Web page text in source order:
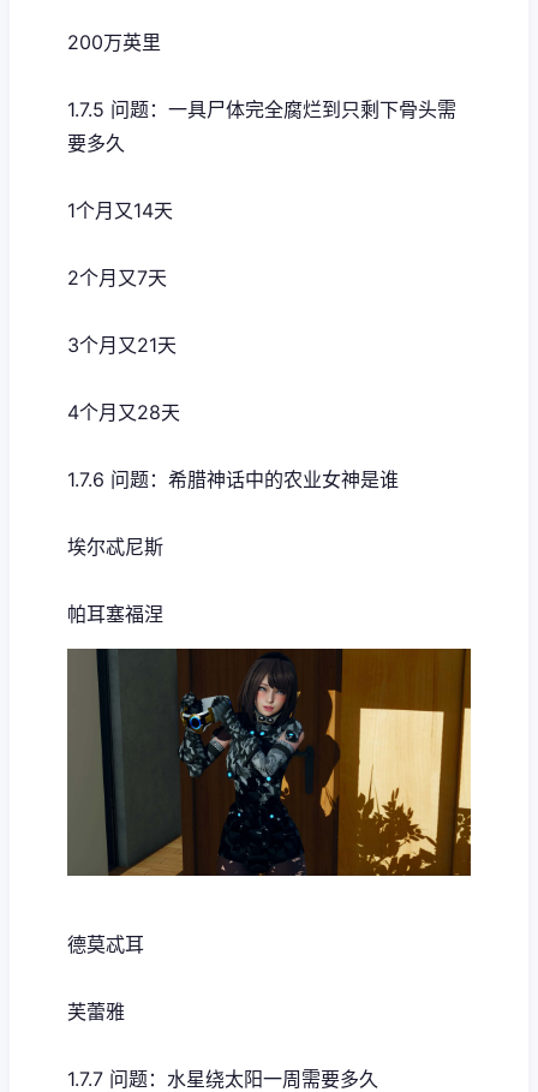
200万英里
1.7.5 问题：一具尸体完全腐烂到只剩下骨头需
要多久
1个月又14天
2个月又7天
3个月又21天
4个月又28天
1.7.6 问题：希腊神话中的农业女神是谁
埃尔忒尼斯
帕耳塞福涅
德莫忒耳
芙蕾雅
1.7.7 问题：水星绕太阳一周需要多久